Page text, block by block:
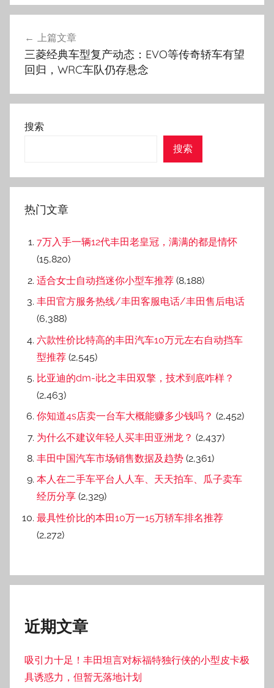
章
航
上篇文章
三菱经典车型复产动态：EVO等传奇轿车有望
回归，WRC车队仍存悬念
搜索
搜索
热门文章
7万入手一辆12代丰田老皇冠，满满的都是情怀
(15,820)
适合女士自动挡迷你小型车推荐 (8,188)
丰田官方服务热线/丰田客服电话/丰田售后电话
(6,388)
六款性价比特高的丰田汽车10万元左右自动挡车
型推荐 (2,545)
比亚迪的dm-i比之丰田双擎，技术到底咋样？
(2,463)
你知道4s店卖一台车大概能赚多少钱吗？ (2,452)
为什么不建议年轻人买丰田亚洲龙？ (2,437)
丰田中国汽车市场销售数据及趋势 (2,361)
本人在二手车平台人人车、天天拍车、瓜子卖车
经历分享 (2,329)
最具性价比的本田10万一15万轿车排名推荐
(2,272)
近期文章
吸引力十足！丰田坦言对标福特独行侠的小型皮卡极
具诱惑力，但暂无落地计划